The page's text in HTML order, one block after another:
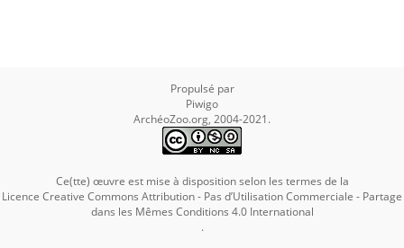
Propulsé par
Piwigo
ArchéoZoo.org, 2004-2021.
Ce(tte) œuvre est mise à disposition selon les termes de la
Licence Creative Commons Attribution - Pas d’Utilisation Commerciale - Partage
dans les Mêmes Conditions 4.0 International
.